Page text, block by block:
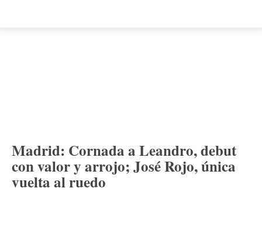
Madrid: Cornada a Leandro, debut
con valor y arrojo; José Rojo, única
vuelta al ruedo